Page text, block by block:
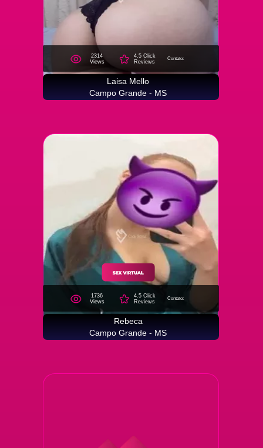
2314
Views
4.5 Click
Reviews
Contato:
Laisa Mello
Campo Grande - MS
1736
Views
4.5 Click
Reviews
Contato:
Rebeca
Campo Grande - MS